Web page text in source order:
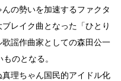
の勢いを加速するファクタ
レイク曲となった「ひとり
謡作曲家としての森田公一
のとなる。
理ちゃん国民的アイドル化